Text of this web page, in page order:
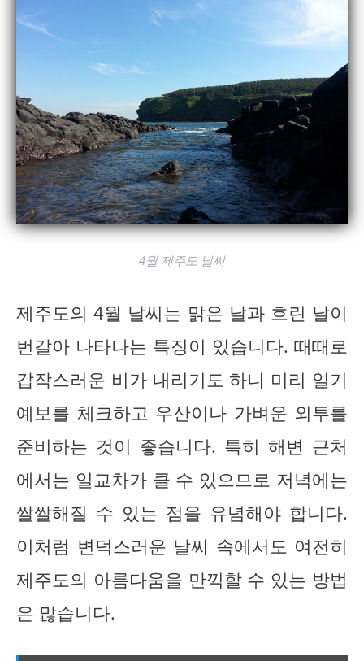
4월 제주도 날씨
제주도의 4월 날씨는 맑은 날과 흐린 날이
번갈아 나타나는 특징이 있습니다. 때때로
갑작스러운 비가 내리기도 하니 미리 일기
예보를 체크하고 우산이나 가벼운 외투를
준비하는 것이 좋습니다. 특히 해변 근처
에서는 일교차가 클 수 있으므로 저녁에는
쌀쌀해질 수 있는 점을 유념해야 합니다.
이처럼 변덕스러운 날씨 속에서도 여전히
제주도의 아름다움을 만끽할 수 있는 방법
은 많습니다.